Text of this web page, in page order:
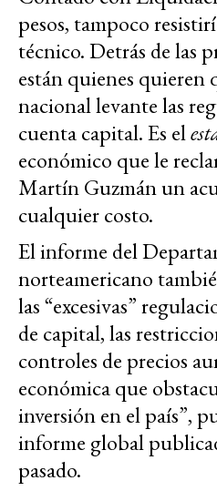
pesos, tampoco
técnico. Detrás de las
están quienes quieren
nacional levante las
cuenta capital. Es el
económico que le
Martín Guzmán un
cualquier costo.
El informe del
norteamericano
las “excesivas”
de capital, las
controles de precios
económica que
inversión en el país”,
informe global
pasado.